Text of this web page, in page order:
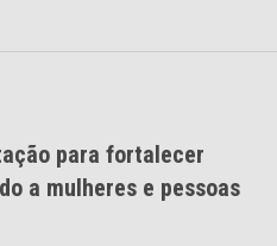
para fortalecer
a mulheres e pessoas